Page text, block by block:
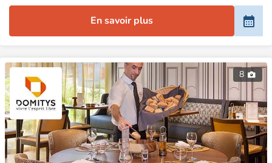
En savoir plus
8